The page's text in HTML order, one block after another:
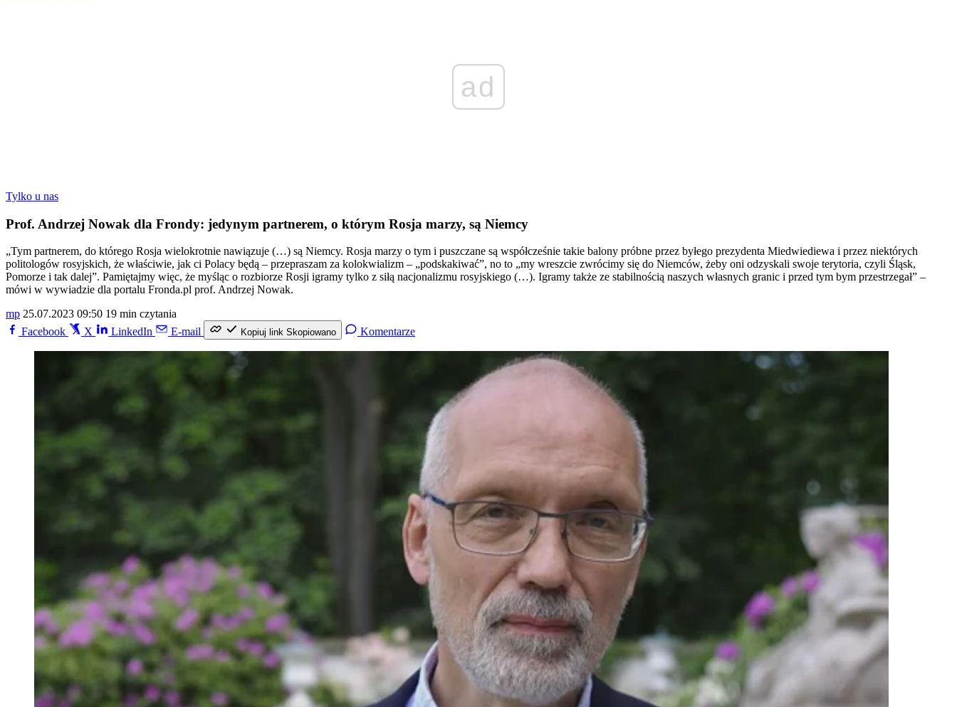
ad
Tylko u nas
Prof. Andrzej Nowak dla Frondy: jedynym partnerem, o którym Rosja marzy, są Niemcy
„Tym partnerem, do którego Rosja wielokrotnie nawiązuje (…) są Niemcy. Rosja marzy o tym i puszczane są współcześnie takie balony próbne przez byłego prezydenta Miedwiediewa i przez niektórych
politologów rosyjskich, że właściwie, jak ci Polacy będą – przepraszam za kolokwializm – „podskakiwać”, no to „my wreszcie zwrócimy się do Niemców, żeby oni odzyskali swoje terytoria, czyli Śląsk,
Pomorze i tak dalej”. Pamiętajmy więc, że myśląc o rozbiorze Rosji igramy tylko z siłą nacjonalizmu rosyjskiego (…). Igramy także ze stabilnością naszych własnych granic i przed tym bym przestrzegał” –
mówi w wywiadzie dla portalu Fronda.pl prof. Andrzej Nowak.
mp 25.07.2023 09:50 19 min czytania
Facebook
X LinkedIn E-mail Kopiuj link Skopiowano Komentarze